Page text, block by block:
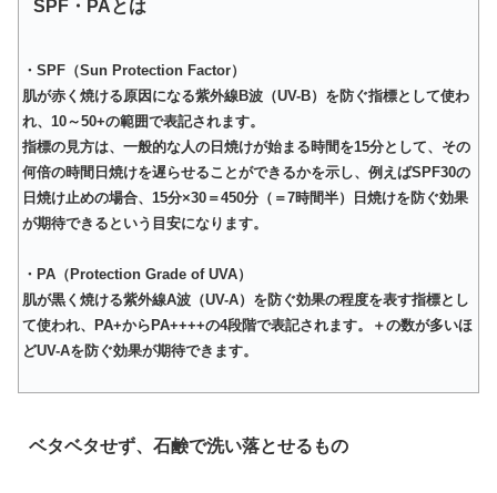
SPF・PAとは
・SPF（Sun Protection Factor）
肌が赤く焼ける原因になる紫外線B波（UV-B）を防ぐ指標として使わ
れ、10～50+の範囲で表記されます。
指標の見方は、一般的な人の日焼けが始まる時間を15分として、その
何倍の時間日焼けを遅らせることができるかを示し、例えばSPF30の
日焼け止めの場合、15分×30＝450分（＝7時間半）日焼けを防ぐ効果
が期待できるという目安になります。
・PA（Protection Grade of UVA）
肌が黒く焼ける紫外線A波（UV-A）を防ぐ効果の程度を表す指標とし
て使われ、PA+からPA++++の4段階で表記されます。＋の数が多いほ
どUV-Aを防ぐ効果が期待できます。
ベタベタせず、石鹸で洗い落とせるもの